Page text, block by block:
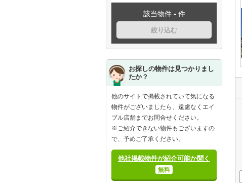
該当物件 - 件
絞り込む
お探しの物件は見つかりまし
たか？
他のサイトで掲載されていて気になる
物件がございましたら、遠慮なくエイ
ブル店舗までお問合せください。
※ご紹介できない物件もございますの
で、予めご了承ください。
他社掲載物件が紹介可能か聞く
無料